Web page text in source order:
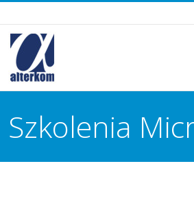
Szkolenia